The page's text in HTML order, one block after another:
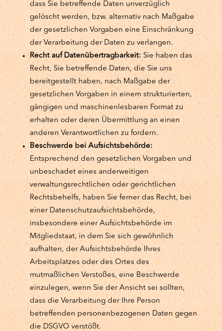
dass Sie betreffende Daten unverzüglich
gelöscht werden, bzw. alternativ nach Maßgabe
der gesetzlichen Vorgaben eine Einschränkung
der Verarbeitung der Daten zu verlangen.
Recht auf Datenübertragbarkeit: Sie haben das
Recht, Sie betreffende Daten, die Sie uns
bereitgestellt haben, nach Maßgabe der
gesetzlichen Vorgaben in einem strukturierten,
gängigen und maschinenlesbaren Format zu
erhalten oder deren Übermittlung an einen
anderen Verantwortlichen zu fordern.
Beschwerde bei Aufsichtsbehörde:
Entsprechend den gesetzlichen Vorgaben und
unbeschadet eines anderweitigen
verwaltungsrechtlichen oder gerichtlichen
Rechtsbehelfs, haben Sie ferner das Recht, bei
einer Datenschutzaufsichtsbehörde,
insbesondere einer Aufsichtsbehörde im
Mitgliedstaat, in dem Sie sich gewöhnlich
aufhalten, der Aufsichtsbehörde Ihres
Arbeitsplatzes oder des Ortes des
mutmaßlichen Verstoßes, eine Beschwerde
einzulegen, wenn Sie der Ansicht sei sollten,
dass die Verarbeitung der Ihre Person
betreffenden personenbezogenen Daten gegen
die DSGVO verstößt.